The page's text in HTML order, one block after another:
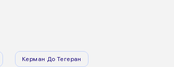
Керман До Тегеран